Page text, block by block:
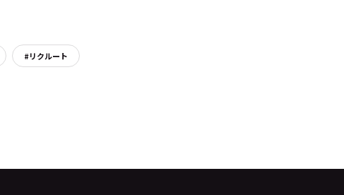
#リクルート